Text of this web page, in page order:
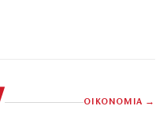
ΟΙΚΟΝΟΜΙΑ